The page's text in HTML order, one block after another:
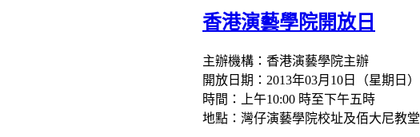
香港演藝學院開放日
主辦機構：香港演藝學院主辦
開放日期：2013年03月10日（星期日）
時間：上午10:00 時至下午五時
地點：灣仔演藝學院校址及佰大尼教堂